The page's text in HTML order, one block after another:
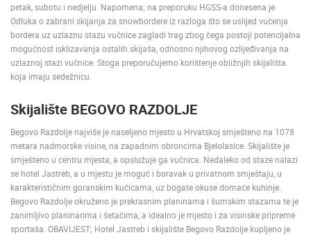
petak, subotu i nedjelju. Napomena; na preporuku HGSS-a donesena je
Odluka o zabrani skijanja za snowbordere iz razloga što se uslijed vučenja
bordera uz uzlaznu stazu vučnice zagladi trag zbog čega postoji potencijalna
mogućnost isklizavanja ostalih skijaša, odnosno njihovog ozlijeđivanja na
uzlaznoj stazi vučnice. Stoga preporučujemo korištenje obližnjih skijališta
koja imaju sedežnicu.
Skijalište BEGOVO RAZDOLJE
Begovo Razdolje najviše je naseljeno mjesto u Hrvatskoj smješteno na 1078
metara nadmorske visine, na zapadnim obroncima Bjelolasice. Skijalište je
smješteno u centru mjesta, a opslužuje ga vučnica. Nedaleko od staze nalazi
se hotel Jastreb, a u mjestu je moguć i boravak u privatnom smještaju, u
karakterističnim goranskim kućicama, uz bogate okuse domaće kuhinje.
Begovo Razdolje okruženo je prekrasnim planinama i šumskim stazama te je
zanimljivo planinarima i šetačima, a idealno je mjesto i za visinske pripreme
sportaša. OBAVIJEST; Hotel Jastreb i skijalište Begovo Razdolje kupljeno je